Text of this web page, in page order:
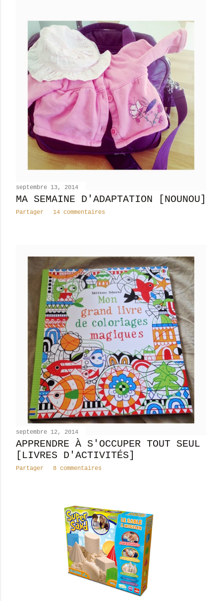
septembre 13, 2014
MA SEMAINE D'ADAPTATION [NOUNOU]
Partager 14 commentaires
septembre 12, 2014
APPRENDRE À S'OCCUPER TOUT SEUL
[LIVRES D'ACTIVITÉS]
Partager 8 commentaires